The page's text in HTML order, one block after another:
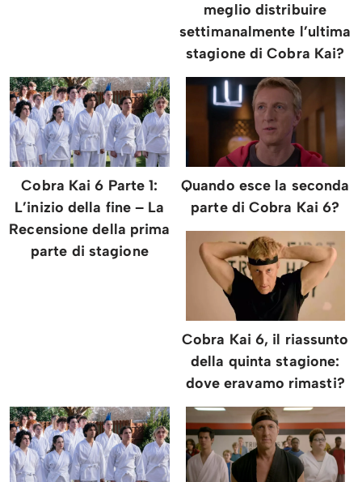
meglio distribuire
settimanalmente l’ultima
stagione di Cobra Kai?
Cobra Kai 6 Parte 1:
L’inizio della fine – La
Recensione della prima
parte di stagione
Quando esce la seconda
parte di Cobra Kai 6?
Cobra Kai 6, il riassunto
della quinta stagione:
dove eravamo rimasti?